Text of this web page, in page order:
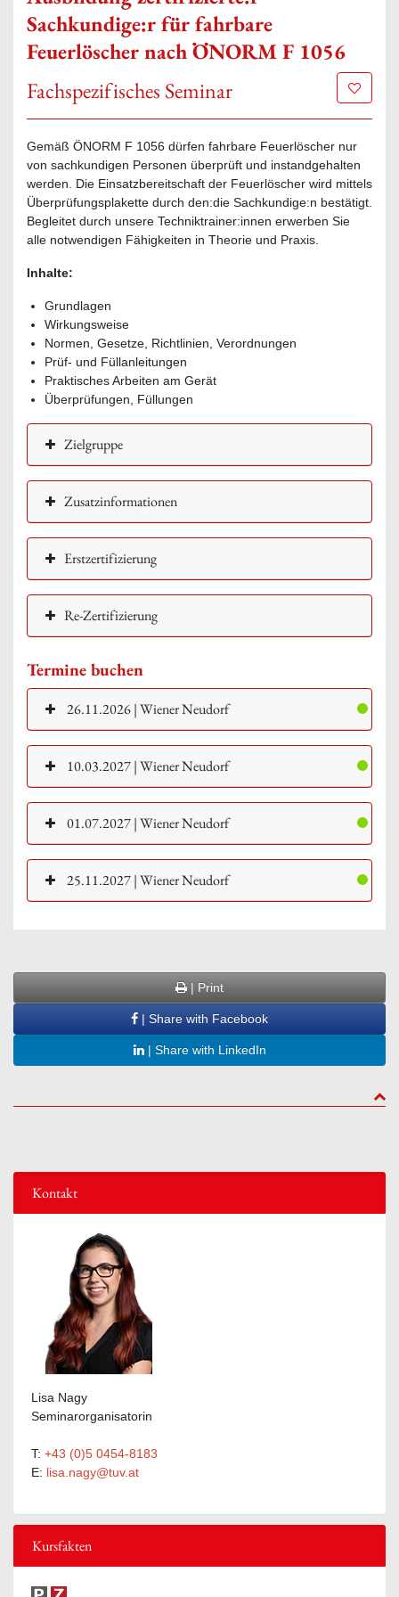
Sachkundige:r für fahrbare
Feuerlöscher nach ÖNORM F 1056
Fachspezifisches Seminar
Zur
Gemäß ÖNORM F 1056 dürfen fahrbare Feuerlöscher nur
von sachkundigen Personen überprüft und instandgehalten
werden. Die Einsatzbereitschaft der Feuerlöscher wird mittels
Überprüfungsplakette durch den:die Sachkundige:n bestätigt.
Begleitet durch unsere Techniktrainer:innen erwerben Sie
alle notwendigen Fähigkeiten in Theorie und Praxis.
Inhalte:
Grundlagen
Wirkungsweise
Normen, Gesetze, Richtlinien, Verordnungen
Prüf- und Füllanleitungen
Praktisches Arbeiten am Gerät
Überprüfungen, Füllungen
Zielgruppe
Zusatzinformationen
Erstzertifizierung
Re-Zertifizierung
Termine buchen
26.11.2026 | Wiener Neudorf
10.03.2027 | Wiener Neudorf
01.07.2027 | Wiener Neudorf
25.11.2027 | Wiener Neudorf
| Print
| Share with Facebook
| Share with LinkedIn
to
Kontakt
Lisa Nagy
Seminarorganisatorin
T: +43 (0)5 0454-8183
E: lisa.nagy@tuv.at
Kursfakten